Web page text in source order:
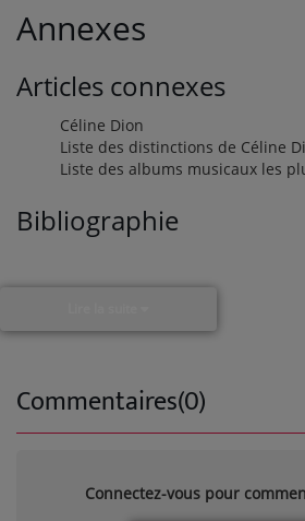
Annexes
Articles connexes
Céline Dion
Liste des distinctions de Céline
Liste des albums musicaux les
Bibliographie
Commentaires(0)
Connectez-vous pour